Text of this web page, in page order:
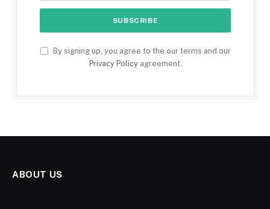
By signing up, you agree to the our terms and our
Privacy Policyagreement.
ABOUT US